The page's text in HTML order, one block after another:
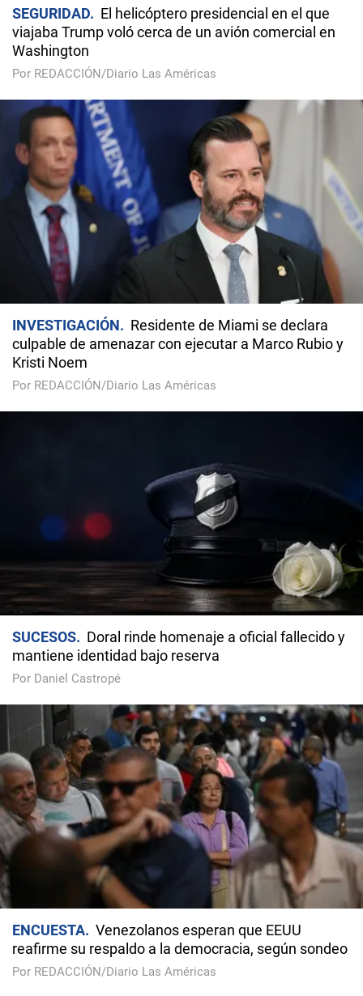
SEGURIDAD
El helicóptero presidencial en el que
viajaba Trump voló cerca de un avión comercial en
Washington
Por REDACCIÓN/Diario Las Américas
INVESTIGACIÓN
Residente de Miami se declara
culpable de amenazar con ejecutar a Marco Rubio y
Kristi Noem
Por REDACCIÓN/Diario Las Américas
SUCESOS
Doral rinde homenaje a oficial fallecido y
mantiene identidad bajo reserva
Por Daniel Castropé
ENCUESTA
Venezolanos esperan que EEUU
reafirme su respaldo a la democracia, según sondeo
Por REDACCIÓN/Diario Las Américas